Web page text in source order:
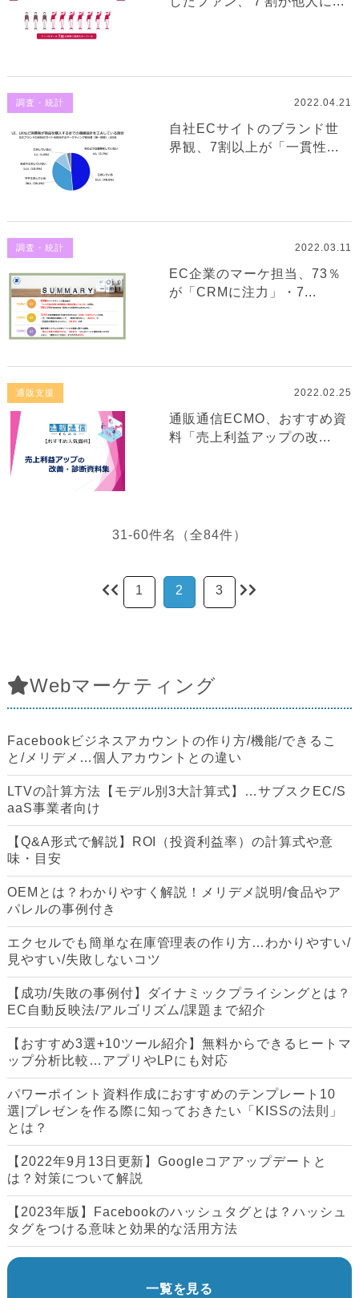
調査・統計 2022.04.21
自社ECサイトのブランド世
界観、7割以上が「一貫性...
調査・統計 2022.03.11
EC企業のマーケ担当、73％
が「CRMに注力」・7...
通販支援 2022.02.25
通販通信ECMO、おすすめ資
料「売上利益アップの改...
31-60件名（全84件）
1 2 3
Webマーケティング
Facebookビジネスアカウントの作り方/機能/できるこ
と/メリデメ…個人アカウントとの違い
LTVの計算方法【モデル別3大計算式】…サブスクEC/S
aaS事業者向け
【Q&A形式で解説】ROI（投資利益率）の計算式や意
味・目安
OEMとは？わかりやすく解説！メリデメ説明/食品やア
パレルの事例付き
エクセルでも簡単な在庫管理表の作り方…わかりやすい/
見やすい/失敗しないコツ
【成功/失敗の事例付】ダイナミックプライシングとは？
EC自動反映法/アルゴリズム/課題まで紹介
【おすすめ3選+10ツール紹介】無料からできるヒートマ
ップ分析比較…アプリやLPにも対応
パワーポイント資料作成におすすめのテンプレート10
選|プレゼンを作る際に知っておきたい「KISSの法則」
とは？
【2022年9月13日更新】Googleコアアップデートと
は？対策について解説
【2023年版】Facebookのハッシュタグとは？ハッシュ
タグをつける意味と効果的な活用方法
一覧を見る